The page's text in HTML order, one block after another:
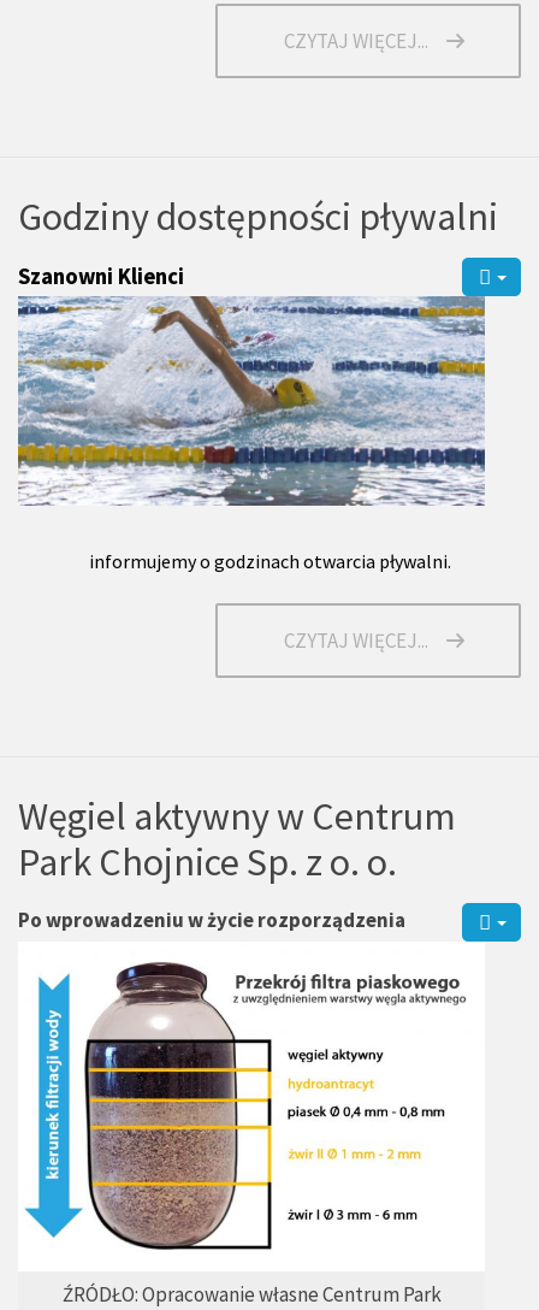
CZYTAJ WIĘCEJ...
Godziny dostępności pływalni
Szanowni Klienci
informujemy o godzinach otwarcia pływalni.
CZYTAJ WIĘCEJ...
Węgiel aktywny w Centrum
Park Chojnice Sp. z o. o.
ŹRÓDŁO: Opracowanie własne Centrum Park
Po wprowadzeniu w życie rozporządzenia